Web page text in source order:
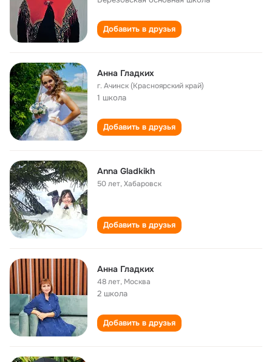
Добавить в друзья
Анна Гладких
г. Ачинск (Красноярский край)
1 школа
Добавить в друзья
Anna Gladkikh
50 лет,Хабаровск
Добавить в друзья
Анна Гладких
48 лет, Москва
2 школа
Добавить в друзья